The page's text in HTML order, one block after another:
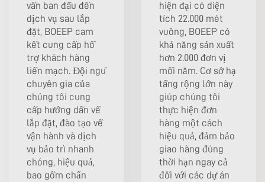
vấn ban đầu đến
dịch vụ sau lắp
đặt, BOEEP cam
kết cung cấp hỗ
trợ khách hàng
liền mạch. Đội ngũ
chuyên gia của
chúng tôi cung
cấp hướng dẫn về
lắp đặt, đào tạo về
vận hành và dịch
vụ bảo trì nhanh
chóng, hiệu quả,
bao gồm chẩn
hiện đại có diện
tích 22.000 mét
vuông, BOEEP có
khả năng sản xuất
hơn 2.000 đơn vị
mỗi năm. Cơ sở hạ
tầng rộng lớn này
giúp chúng tôi
thực hiện đơn
hàng một cách
hiệu quả, đảm bảo
giao hàng đúng
thời hạn ngay cả
đối với các dự án